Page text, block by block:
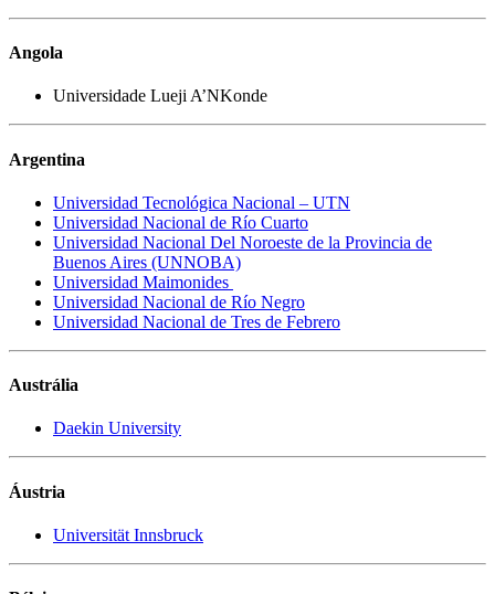
Angola
Universidade Lueji A’NKonde
Argentina
Universidad Tecnológica Nacional – UTN
Universidad Nacional de Río Cuarto
Universidad Nacional Del Noroeste de la Provincia de
Buenos Aires (UNNOBA)
Universidad Maimonides
Universidad Nacional de Río Negro
Universidad Nacional de Tres de Febrero
Austrália
Daekin University
Áustria
Universität Innsbruck